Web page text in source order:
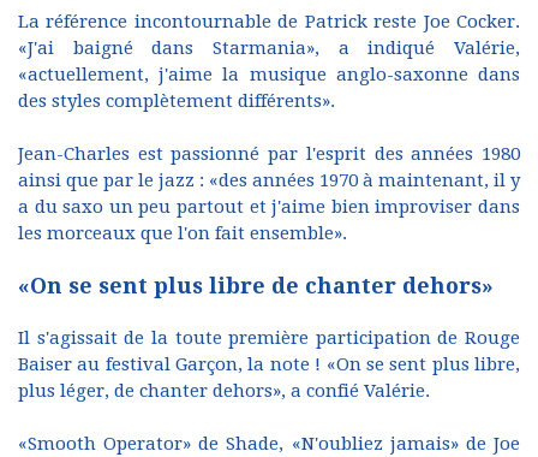
La référence incontournable de Patrick reste Joe Cocker.
«J'ai baigné dans Starmania», a indiqué Valérie,
«actuellement, j'aime la musique anglo-saxonne dans
des styles complètement différents».
Jean-Charles est passionné par l'esprit des années 1980
ainsi que par le jazz : «des années 1970 à maintenant, il y
a du saxo un peu partout et j'aime bien improviser dans
les morceaux que l'on fait ensemble».
«On se sent plus libre de chanter dehors»
Il s'agissait de la toute première participation de Rouge
Baiser au festival Garçon, la note ! «On se sent plus libre,
plus léger, de chanter dehors», a confié Valérie.
«Smooth Operator» de Shade, «N'oubliez jamais» de Joe